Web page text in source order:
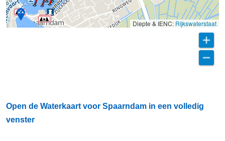
Diepte & IENC: Rijkswaterstaat
Open de Waterkaart voor Spaarndam in een volledig
venster